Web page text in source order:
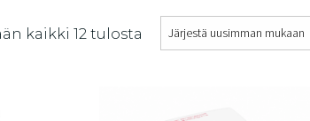
kaikki 12 tulosta Sorted